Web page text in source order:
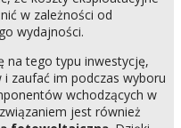
w zależności od
wydajności.
na tego typu inwestycję,
zaufać im podczas wyboru
wchodzących w
jest również